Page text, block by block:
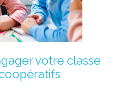
votre classe